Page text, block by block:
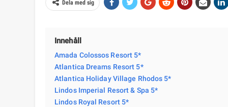
Dela med sig
Innehåll
Amada Colossos Resort 5*
Atlantica Dreams Resort 5*
Atlantica Holiday Village Rhodos 5*
Lindos Imperial Resort & Spa 5*
Lindos Royal Resort 5*